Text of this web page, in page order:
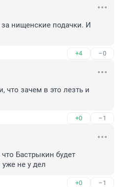
нищенские подачки. И
+4 –0
что зачем в это лезть и
+0 –1
Бастрыкин будет
уже не у дел
+0 –1